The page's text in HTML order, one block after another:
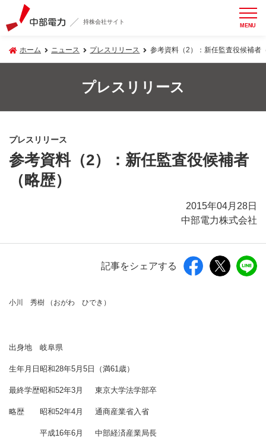
持株会社サイト MENU
ホーム ニュース プレスリリース 参考資料（2）：新任監査役候補者
プレスリリース
プレスリリース
参考資料（2）：新任監査役候補者
（略歴）
2015年04月28日
中部電力株式会社
記事をシェアする
小川 秀樹 （おがわ ひでき）
出身地 岐阜県
生年月日 昭和28年5月5日 （満61歳）
最終学歴昭和52年3月 東京大学法学部卒
略歴 昭和52年4月 通商産業省入省
平成16年6月 中部経済産業局長